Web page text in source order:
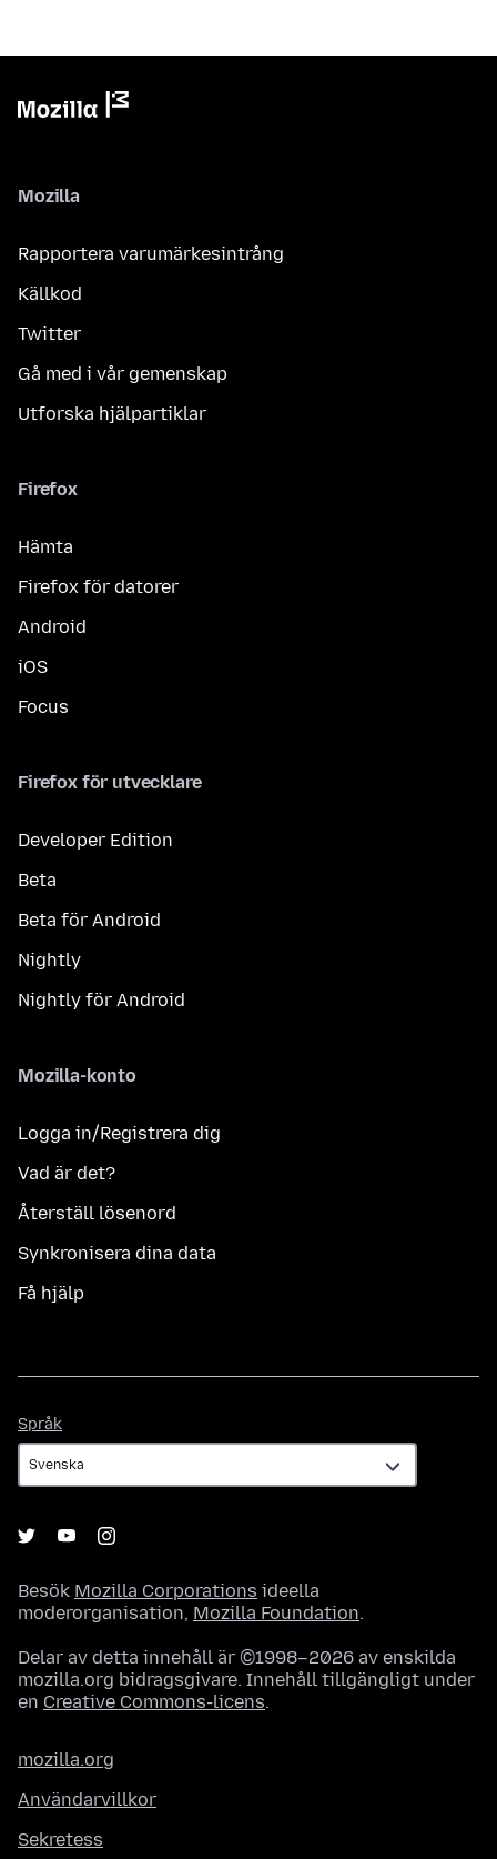
Mozilla
Rapportera varumärkesintrång
Källkod
Twitter
Gå med i vår gemenskap
Utforska hjälpartiklar
Firefox
Hämta
Firefox för datorer
Android
iOS
Focus
Firefox för utvecklare
Developer Edition
Beta
Beta för Android
Nightly
Nightly för Android
Mozilla-konto
Logga in/Registrera dig
Vad är det?
Återställ lösenord
Synkronisera dina data
Få hjälp
Språk
Besök Mozilla Corporations ideella
moderorganisation, Mozilla Foundation.
Delar av detta innehåll är ©1998–2026 av enskilda
mozilla.org bidragsgivare. Innehåll tillgängligt under
en Creative Commons-licens.
mozilla.org
Användarvillkor
Sekretess